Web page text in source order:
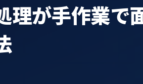
理が手作業